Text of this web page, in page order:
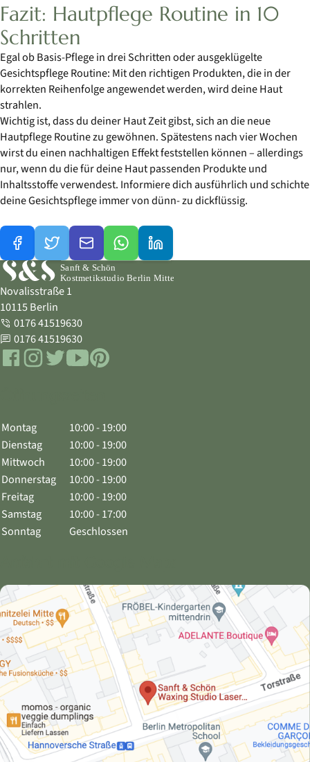
Fazit: Hautpflege Routine in 10
Schritten
Egal ob Basis-Pflege in drei Schritten oder ausgeklügelte
Gesichtspflege Routine: Mit den richtigen Produkten, die in der
korrekten Reihenfolge angewendet werden, wird deine Haut
strahlen.
Wichtig ist, dass du deiner Haut Zeit gibst, sich an die neue
Hautpflege Routine zu gewöhnen. Spätestens nach vier Wochen
wirst du einen nachhaltigen Effekt feststellen können – allerdings
nur, wenn du die für deine Haut passenden Produkte und
Inhaltsstoffe verwendest. Informiere dich ausführlich und schichte
deine Gesichtspflege immer von dünn- zu dickflüssig.
Novalisstraße 1
10115 Berlin
Telefon
0176 41519630
WhatsApp
0176 41519630
FacebookInstagram
TwitterYouTube
Montag
10:00 - 19:00
Dienstag
10:00 - 19:00
Mittwoch
10:00 - 19:00
Donnerstag
10:00 - 19:00
Freitag
10:00 - 19:00
Samstag
10:00 - 17:00
Sonntag
Geschlossen